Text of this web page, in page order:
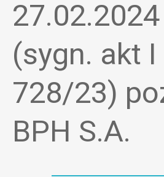
27.02.2024
(sygn. akt I
728/23)
BPH S.A.